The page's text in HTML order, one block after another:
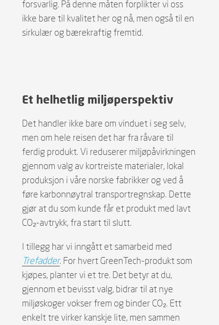
forsvarlig. På denne måten forplikter vi oss
ikke bare til kvalitet her og nå, men også til en
sirkulær og bærekraftig fremtid.
Et helhetlig miljøperspektiv
Det handler ikke bare om vinduet i seg selv,
men om hele reisen det har fra råvare til
ferdig produkt. Vi reduserer miljøpåvirkningen
gjennom valg av kortreiste materialer, lokal
produksjon i våre norske fabrikker og ved å
føre karbonnøytral transportregnskap. Dette
gjør at du som kunde får et produkt med lavt
CO₂-avtrykk, fra start til slutt.
I tillegg har vi inngått et samarbeid med
Trefadder. For hvert GreenTech-produkt som
kjøpes, planter vi et tre. Det betyr at du,
gjennom et bevisst valg, bidrar til at nye
miljøskoger vokser frem og binder CO₂. Ett
enkelt tre virker kanskje lite, men sammen